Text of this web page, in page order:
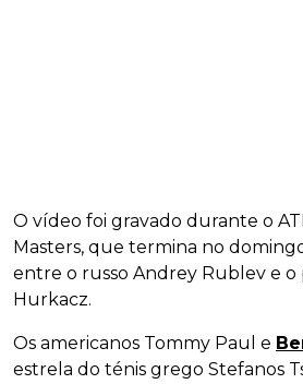
O vídeo foi gravado durante o
Masters, que termina no
entre o russo Andrey Rublev e
Hurkacz.
Os americanos Tommy Paul e
estrela do ténis grego Stefanos